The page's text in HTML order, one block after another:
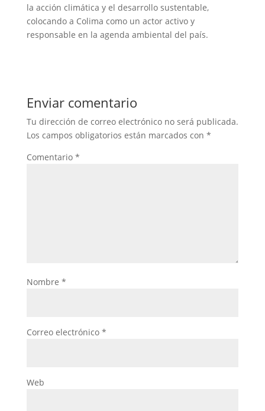
la acción climática y el desarrollo sustentable,
colocando a Colima como un actor activo y
responsable en la agenda ambiental del país.
Enviar comentario
Tu dirección de correo electrónico no será publicada.
Los campos obligatorios están marcados con *
Comentario *
Nombre *
Correo electrónico *
Web